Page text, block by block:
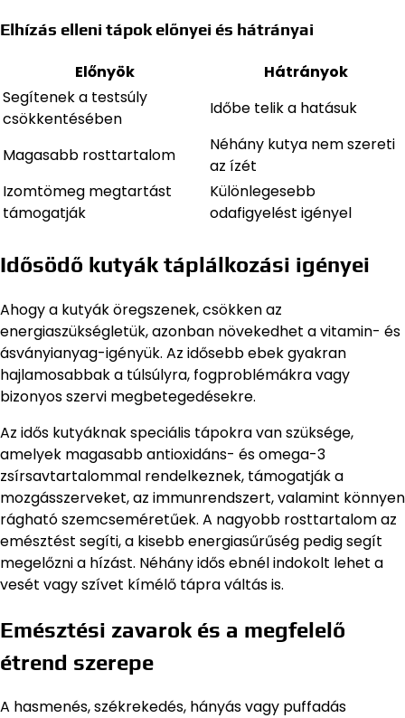
Elhízás elleni tápok előnyei és hátrányai
Előnyök
Hátrányok
Segítenek a testsúly
csökkentésében
Időbe telik a hatásuk
Magasabb rosttartalom
Néhány kutya nem szereti
az ízét
Izomtömeg megtartást
támogatják
Különlegesebb
odafigyelést igényel
Idősödő kutyák táplálkozási igényei
Ahogy a kutyák öregszenek, csökken az
energiaszükségletük, azonban növekedhet a vitamin- és
ásványianyag-igényük. Az idősebb ebek gyakran
hajlamosabbak a túlsúlyra, fogproblémákra vagy
bizonyos szervi megbetegedésekre.
Az idős kutyáknak speciális tápokra van szüksége,
amelyek magasabb antioxidáns- és omega-3
zsírsavtartalommal rendelkeznek, támogatják a
mozgásszerveket, az immunrendszert, valamint könnyen
rágható szemcseméretűek. A nagyobb rosttartalom az
emésztést segíti, a kisebb energiasűrűség pedig segít
megelőzni a hízást. Néhány idős ebnél indokolt lehet a
vesét vagy szívet kímélő tápra váltás is.
Emésztési zavarok és a megfelelő
étrend szerepe
A hasmenés, székrekedés, hányás vagy puffadás